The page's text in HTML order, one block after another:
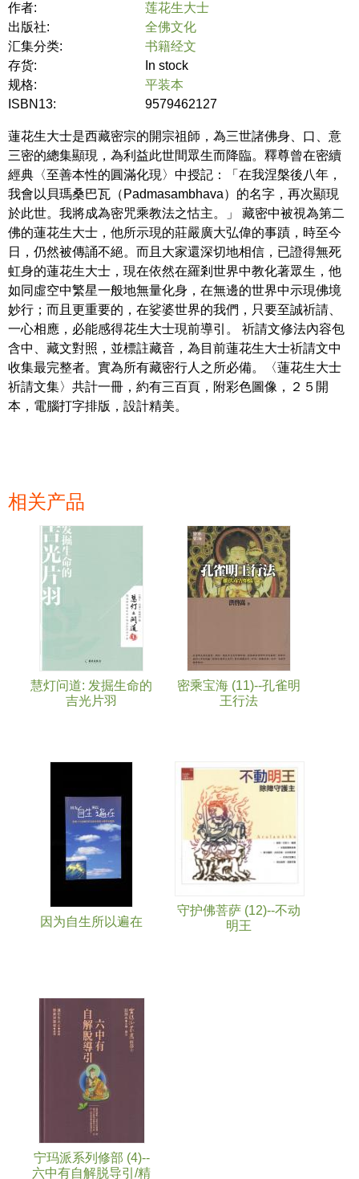
作者:
莲花生大士
出版社:
全佛文化
汇集分类:
书籍经文
存货:
In stock
规格:
平装本
ISBN13:
9579462127
蓮花生大士是西藏密宗的開宗祖師，為三世諸佛身、口、意
三密的總集顯現，為利益此世間眾生而降臨。釋尊曾在密續
經典〈至善本性的圓滿化現〉中授記：「在我涅槃後八年，
我會以貝瑪桑巴瓦（Padmasambhava）的名字，再次顯現
於此世。我將成為密咒乘教法之怙主。」 藏密中被視為第二
佛的蓮花生大士，他所示現的莊嚴廣大弘偉的事蹟，時至今
日，仍然被傳誦不絕。而且大家還深切地相信，已證得無死
虹身的蓮花生大士，現在依然在羅剎世界中教化著眾生，他
如同虛空中繁星一般地無量化身，在無邊的世界中示現佛境
妙行；而且更重要的，在娑婆世界的我們，只要至誠祈請、
一心相應，必能感得花生大士現前導引。 祈請文修法內容包
含中、藏文對照，並標註藏音，為目前蓮花生大士祈請文中
收集最完整者。實為所有藏密行人之所必備。〈蓮花生大士
祈請文集〉共計一冊，約有三百頁，附彩色圖像，２５開
本，電腦打字排版，設計精美。
相关产品
慧灯问道: 发掘生命的
吉光片羽
密乘宝海 (11)--孔雀明
王行法
因为自生所以遍在
守护佛菩萨 (12)--不动
明王
宁玛派系列修部 (4)--
六中有自解脱导引/精
页面